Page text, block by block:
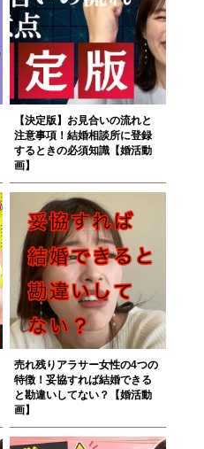
【決定版】お見合いの流れと
注意事項！結婚相談所に登録
するときの必須知識【婚活動
画】
売れ残りアラサー女性の4つの
特徴！妥協すれば結婚できる
と勘違いしてない？【婚活動
画】